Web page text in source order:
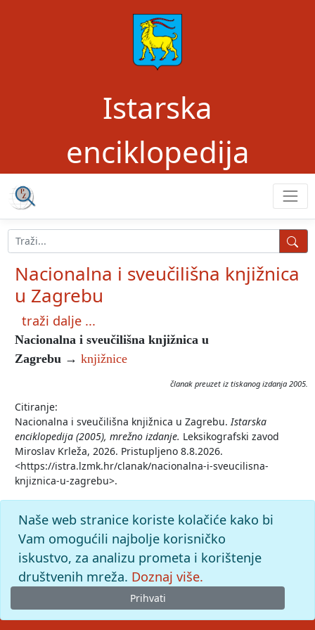
Istarska
enciklopedija
Nacionalna i sveučilišna knjižnica
u Zagrebu
traži dalje ...
Nacionalna i sveučilišna knjižnica u
Zagrebu → knjižnice
članak preuzet iz tiskanog izdanja 2005.
Citiranje:
Nacionalna i sveučilišna knjižnica u Zagrebu. Istarska
enciklopedija (2005), mrežno izdanje. Leksikografski zavod
Miroslav Krleža, 2026. Pristupljeno 8.8.2026.
<https://istra.lzmk.hr/clanak/nacionalna-i-sveucilisna-
knjiznica-u-zagrebu>.
Naše web stranice koriste kolačiće kako bi
Vam omogućili najbolje korisničko
iskustvo, za analizu prometa i korištenje
društvenih mreža. Doznaj više.
Prihvati
© 2026Leksikografski zavodMiroslav Krleža